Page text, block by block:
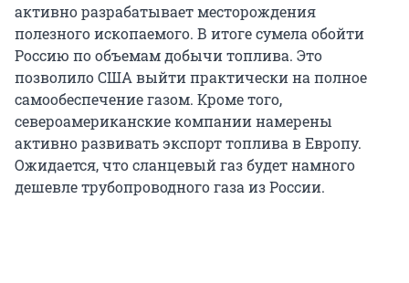
активно разрабатывает месторождения
полезного ископаемого. В итоге сумела обойти
Россию по объемам добычи топлива. Это
позволило США выйти практически на полное
самообеспечение газом. Кроме того,
североамериканские компании намерены
активно развивать экспорт топлива в Европу.
Ожидается, что сланцевый газ будет намного
дешевле трубопроводного газа из России.